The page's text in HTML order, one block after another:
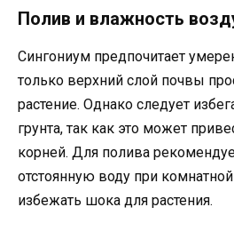
Полив и влажность
Сингониум предпочитает
только верхний слой почвы
растение. Однако следует
грунта, так как это может
корней. Для полива
отстоянную воду при
избежать шока для растения.